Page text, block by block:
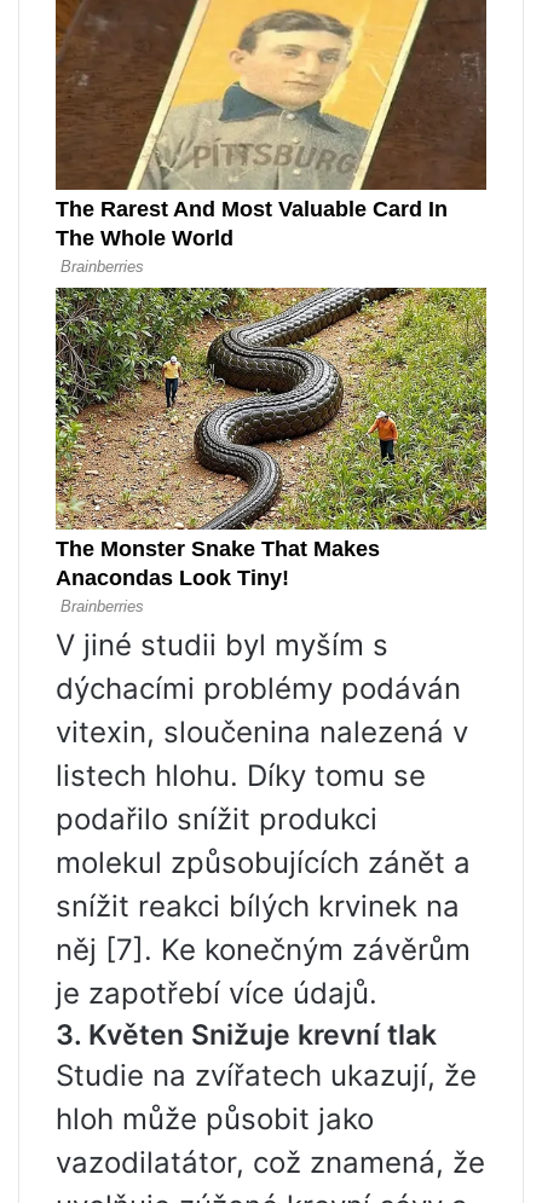
V jiné studii byl myším s
dýchacími problémy podáván
vitexin, sloučenina nalezená v
listech hlohu. Díky tomu se
podařilo snížit produkci
molekul způsobujících zánět a
snížit reakci bílých krvinek na
něj [7]. Ke konečným závěrům
je zapotřebí více údajů.
3. Květen Snižuje krevní tlak
Studie na zvířatech ukazují, že
hloh může působit jako
vazodilatátor, což znamená, že